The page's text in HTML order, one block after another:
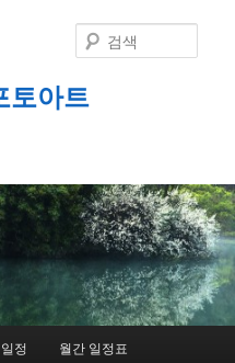
토아트
색
정 월간 일정표